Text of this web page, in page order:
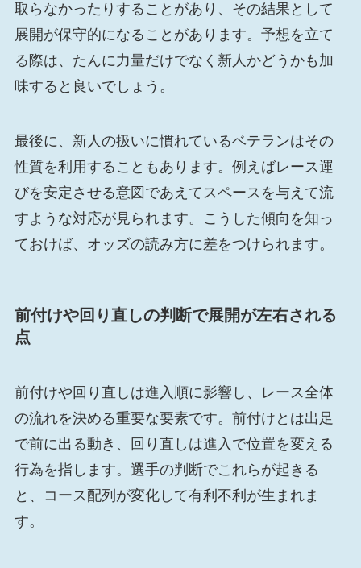
取らなかったりすることがあり、その結果として
展開が保守的になることがあります。予想を立て
る際は、たんに力量だけでなく新人かどうかも加
味すると良いでしょう。
最後に、新人の扱いに慣れているベテランはその
性質を利用することもあります。例えばレース運
びを安定させる意図であえてスペースを与えて流
すような対応が見られます。こうした傾向を知っ
ておけば、オッズの読み方に差をつけられます。
前付けや回り直しの判断で展開が左右される
点
前付けや回り直しは進入順に影響し、レース全体
の流れを決める重要な要素です。前付けとは出足
で前に出る動き、回り直しは進入で位置を変える
行為を指します。選手の判断でこれらが起きる
と、コース配列が変化して有利不利が生まれま
す。